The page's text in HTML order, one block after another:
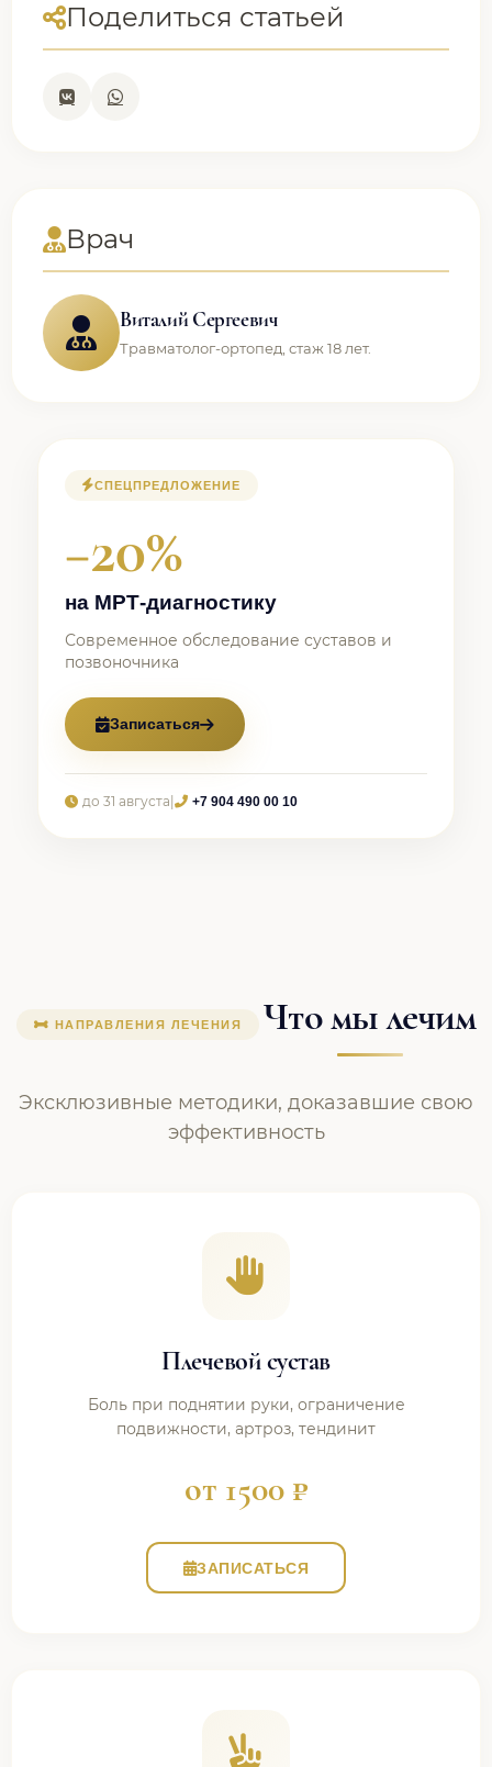
Поделиться статьей
Врач
Виталий Сергеевич
Травматолог-ортопед, стаж 18 лет.
СПЕЦПРЕДЛОЖЕНИЕ
−20%
на МРТ-диагностику
Современное обследование суставов и
позвоночника
Записаться
до 31 августа +7 904 490 00 10
НАПРАВЛЕНИЯ ЛЕЧЕНИЯ Что мы лечим
Эксклюзивные методики, доказавшие свою
эффективность
Плечевой сустав
Боль при поднятии руки, ограничение
подвижности, артроз, тендинит
от 1500 ₽
ЗАПИСАТЬСЯ